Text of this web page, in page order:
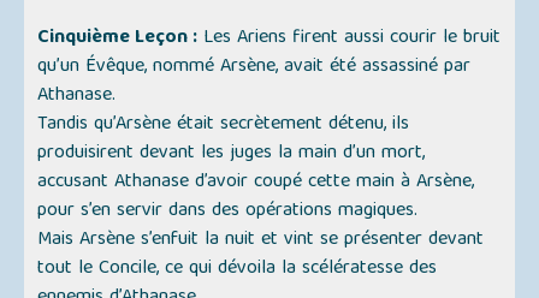
Cinquième Leçon : Les Ariens firent aussi courir le bruit
qu’un Évêque, nommé Arsène, avait été assassiné par
Athanase.
Tandis qu’Arsène était secrètement détenu, ils
produisirent devant les juges la main d’un mort,
accusant Athanase d’avoir coupé cette main à Arsène,
pour s’en servir dans des opérations magiques.
Mais Arsène s’enfuit la nuit et vint se présenter devant
tout le Concile, ce qui dévoila la scélératesse des